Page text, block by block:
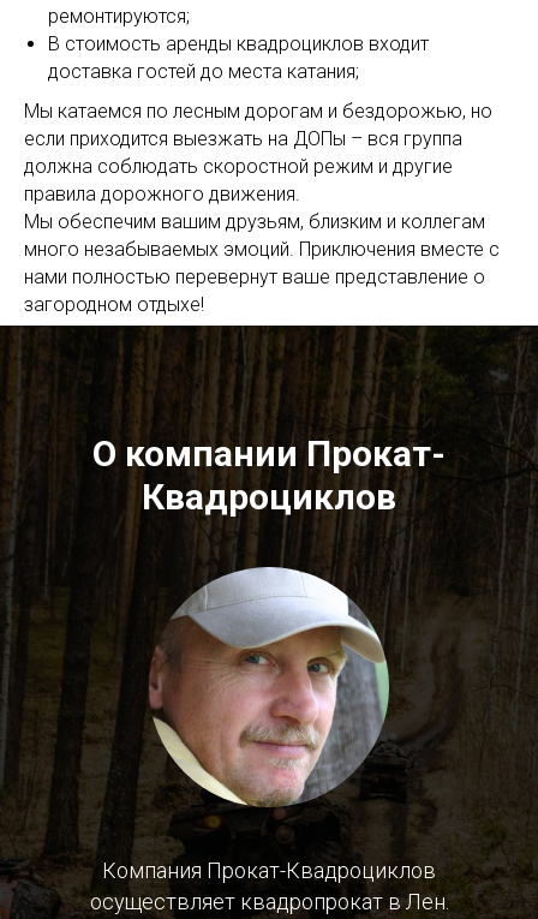
ремонтируются;
В стоимость аренды квадроциклов входит
доставка гостей до места катания;
Мы катаемся по лесным дорогам и бездорожью, но
если приходится выезжать на ДОПы – вся группа
должна соблюдать скоростной режим и другие
правила дорожного движения.
Мы обеспечим вашим друзьям, близким и коллегам
много незабываемых эмоций. Приключения вместе с
нами полностью перевернут ваше представление о
загородном отдыхе!
О компании Прокат-
Квадроциклов
Компания Прокат-Квадроциклов
осуществляет квадропрокат в Лен.